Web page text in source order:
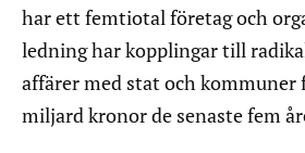
har ett femtiotal företag och
ledning har kopplingar till
affärer med stat och kommuner
miljard kronor de senaste fem